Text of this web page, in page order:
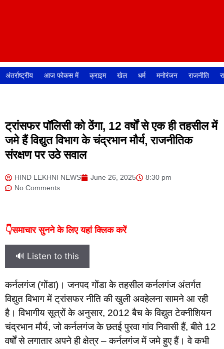
अंतर्राष्ट्रीय आज फोकस में क्राइम खेल धर्म मनोरंजन राजनीति
ट्रांसफर पॉलिसी को ठेंगा, 12 वर्षों से एक ही तहसील में
जमे हैं विद्युत विभाग के चंद्रभान मौर्य, राजनीतिक
संरक्षण पर उठे सवाल
HIND LEKHNI NEWS June 26, 2025
8:30 pm
No Comments
👇समाचार सुनने के लिए यहां क्लिक करें
🔊 Listen to this
कर्नलगंज (गोंडा)। जनपद गोंडा के तहसील कर्नलगंज अंतर्गत
विद्युत विभाग में ट्रांसफर नीति की खुली अवहेलना सामने आ रही
है। विभागीय सूत्रों के अनुसार, 2012 बैच के विद्युत टेक्नीशियन
चंद्रभान मौर्य, जो कर्नलगंज के छतई पुरवा गांव निवासी हैं, बीते 12
वर्षों से लगातार अपने ही क्षेत्र – कर्नलगंज में जमे हुए हैं। वे कभी